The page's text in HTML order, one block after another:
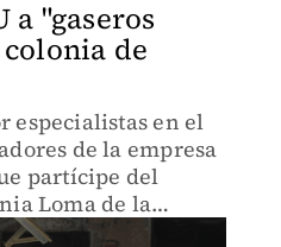
a "gaseros
de
especialistas en el
de la empresa
partícipe del
Loma de la